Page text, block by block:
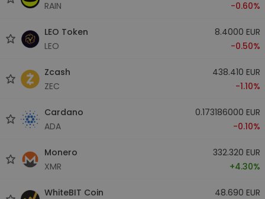
RAIN
-0.60%
LEO Token
LEO
8.4000 EUR
-0.50%
Zcash
ZEC
438.410 EUR
-1.10%
Cardano
ADA
0.173186000 EUR
-0.10%
Monero
XMR
332.320 EUR
+4.30%
WhiteBIT Coin
48.690 EUR